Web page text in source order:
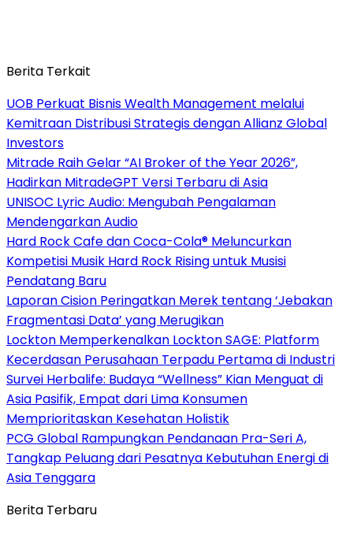
Berita Terkait
UOB Perkuat Bisnis Wealth Management melalui
Kemitraan Distribusi Strategis dengan Allianz Global
Investors
Mitrade Raih Gelar “AI Broker of the Year 2026”,
Hadirkan MitradeGPT Versi Terbaru di Asia
UNISOC Lyric Audio: Mengubah Pengalaman
Mendengarkan Audio
Hard Rock Cafe dan Coca-Cola® Meluncurkan
Kompetisi Musik Hard Rock Rising untuk Musisi
Pendatang Baru
Laporan Cision Peringatkan Merek tentang ‘Jebakan
Fragmentasi Data’ yang Merugikan
Lockton Memperkenalkan Lockton SAGE: Platform
Kecerdasan Perusahaan Terpadu Pertama di Industri
Survei Herbalife: Budaya “Wellness” Kian Menguat di
Asia Pasifik, Empat dari Lima Konsumen
Memprioritaskan Kesehatan Holistik
PCG Global Rampungkan Pendanaan Pra-Seri A,
Tangkap Peluang dari Pesatnya Kebutuhan Energi di
Asia Tenggara
Berita Terbaru